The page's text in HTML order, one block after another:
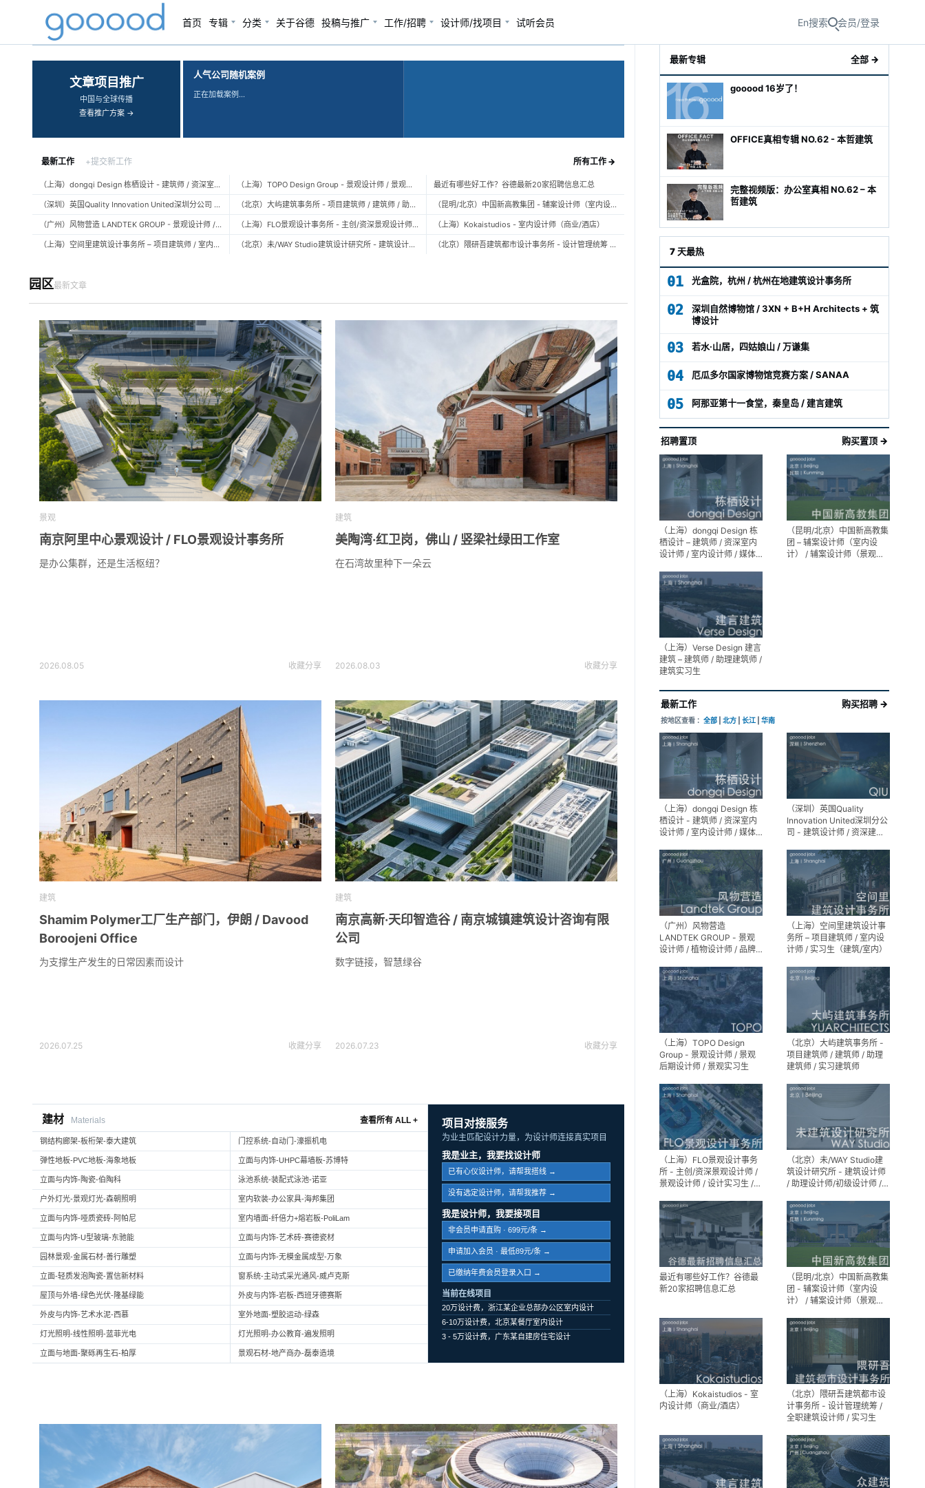
首页 专辑 分类 关于谷德 投稿与推广 工作/招聘 设计师/找项目 试听会员 En搜索 会员/登录
‹ ›
文章项目推广
中国与全球传播
查看推广方案 →
人气公司随机案例
正在加载案例…
最新工作 +提交新工作 所有工作 →
（上海）dongqi Design 栋栖设计 - 建筑师 / 资深室内设计师 / 室内设计师 / 媒体及公共关系主管 / 设计实习生（常年招聘）
（深圳）英国Quality Innovation United深圳分公司 - 建筑设计师 / 资深建筑设计师 / 室内设计师 / 设计实习生
（广州）风物营造 LANDTEK GROUP - 景观设计师 / 植物设计师 / 品牌运营 / 实习生
（上海）空间里建筑设计事务所 – 项目建筑师 / 室内设计师 / 实习生（建筑/室内）
（上海）TOPO Design Group - 景观设计师 / 景观后期设计师 / 景观实习生
（北京）大屿建筑事务所 - 项目建筑师 / 建筑师 / 助理建筑师 / 实习建筑师
（上海）FLO景观设计事务所 - 主创/资深景观设计师 / 景观设计师 / 设计实习生 / 商务行政助理 / 助理施工图设计师
（北京）未/WAY Studio建筑设计研究所 - 建筑设计师 / 助理设计师/初级设计师 / 实习生 / 办公室行政与商务助理
最近有哪些好工作？谷德最新20家招聘信息汇总
（昆明/北京）中国新高教集团 - 辅案设计师（室内设计） / 辅案设计师（景观设计）/ 生活空间组长/教学空间组长 / 平面设计高级经理 / 展陈设计高级经理
（上海）Kokaistudios - 室内设计师（商业/酒店）
（北京）隈研吾建筑都市设计事务所 - 设计管理统筹 / 全职建筑设计师 / 实习生
园区最新文章
景观
南京阿里中心景观设计 / FLO景观设计事务所
是办公集群，还是生活枢纽？
2026.08.05 收藏分享
建筑
美陶湾·红卫岗，佛山 / 竖梁社绿田工作室
在石湾故里种下一朵云
2026.08.03 收藏分享
建筑
Shamim Polymer工厂生产部门，伊朗 / Davood
Boroojeni Office
为支撑生产发生的日常因素而设计
2026.07.25 收藏分享
建筑
南京高新·天印智造谷 / 南京城镇建筑设计咨询有限
公司
数字链接，智慧绿谷
2026.07.23 收藏分享
建材 Materials 查看所有 ALL +
钢结构廊架-板桁架-泰大建筑 门控系统-自动门-濠振机电
弹性地板-PVC地板-海象地板 立面与内饰-UHPC幕墙板-苏博特
立面与内饰-陶瓷-伯陶科 泳池系统-装配式泳池-诺亚
户外灯光-景观灯光-森朝照明 室内软装-办公家具-海邦集团
立面与内饰-哑质瓷砖-阿帕尼 室内墙面-纤倍力+熔岩板-PoliLam
立面与内饰-U型玻璃-东驰能 立面与内饰-艺术砖-赛德瓷材
园林景观-金属石材-善行雕塑 立面与内饰-无模金属成型-万象
立面-轻质发泡陶瓷-置信新材料 窗系统-主动式采光通风-威卢克斯
屋顶与外墙-绿色光伏-隆基绿能 外皮与内饰-岩板-西班牙德赛斯
外皮与内饰-艺术水泥-西慕 室外地面-塑胶运动-绿森
灯光照明-线性照明-蓝菲光电 灯光照明-办公教育-遍发照明
立面与地面-聚砾再生石-柏厚 景观石材-地产商办-磊泰造境
项目对接服务
为业主匹配设计力量，为设计师连接真实项目
我是业主，我要找设计师
已有心仪设计师，请帮我搭线 →
没有选定设计师，请帮我推荐 →
我是设计师，我要接项目
非会员申请直购 · 699元/条 →
申请加入会员 · 最低89元/条 →
已缴纳年费会员登录入口 →
当前在线项目
20万设计费，浙江某企业总部办公区室内设计
6-10万设计费，北京某餐厅室内设计
3 - 5万设计费，广东某自建房住宅设计
最新专辑 全部 →
gooood 16岁了！
OFFICE真相专辑 NO.62 - 本哲建筑
完整视频版：办公室真相 NO.62 – 本
哲建筑
7 天最热
01 光盒院，杭州 / 杭州在地建筑设计事务所
02
深圳自然博物馆 / 3XN + B+H Architects + 筑
博设计
03 若水·山居，四姑娘山 / 万谦集
04 厄瓜多尔国家博物馆竞赛方案 / SANAA
05 阿那亚第十一食堂，秦皇岛 / 建言建筑
招聘置顶 购买置顶 →
（上海）dongqi Design 栋
栖设计 – 建筑师 / 资深室内
设计师 / 室内设计师 / 媒体
生（常年招聘）
（昆明/北京）中国新高教集
团 – 辅案设计师（室内设
计） / 辅案设计师（景观设
（上海）Verse Design 建言
建筑 – 建筑师 / 助理建筑师 /
建筑实习生
最新工作 购买招聘 →
按地区查看 ： 全部 北方 长江 华南
（上海）dongqi Design 栋
栖设计 - 建筑师 / 资深室内
设计师 / 室内设计师 / 媒体
生（常年招聘）
（深圳）英国Quality
Innovation United深圳分公
司 - 建筑设计师 / 资深建筑
实习生
（广州）风物营造
LANDTEK GROUP - 景观
设计师 / 植物设计师 / 品牌
（上海）空间里建筑设计事
务所 – 项目建筑师 / 室内设
计师 / 实习生（建筑/室内）
（上海）TOPO Design
Group - 景观设计师 / 景观
后期设计师 / 景观实习生
（北京）大屿建筑事务所 -
项目建筑师 / 建筑师 / 助理
建筑师 / 实习建筑师
（上海）FLO景观设计事务
所 - 主创/资深景观设计师 /
景观设计师 / 设计实习生 /
设计师
（北京）未/WAY Studio建
筑设计研究所 - 建筑设计师
/ 助理设计师/初级设计师 /
助理
最近有哪些好工作？谷德最
新20家招聘信息汇总
（昆明/北京）中国新高教集
团 - 辅案设计师（室内设
计） / 辅案设计师（景观设
间组长 / 平面设计高级经理 /
展陈设计高级经理
（上海）Kokaistudios - 室
内设计师（商业/酒店）
（北京）隈研吾建筑都市设
计事务所 - 设计管理统筹 /
全职建筑设计师 / 实习生